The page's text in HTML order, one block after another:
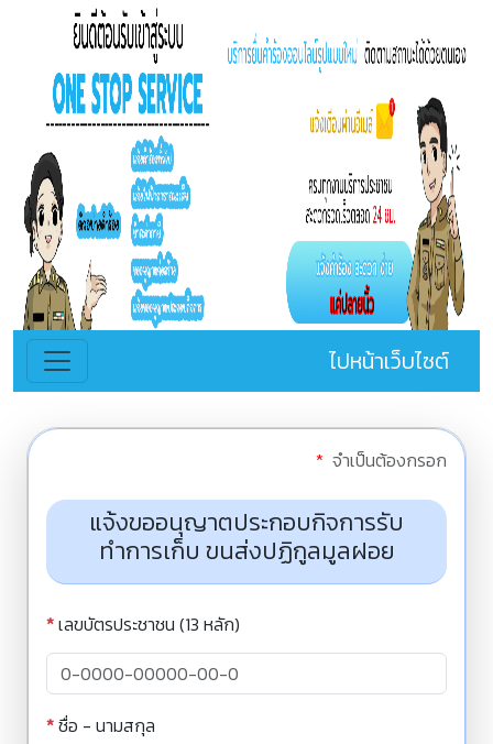
ไปหน้าเว็บไซต์
* จำเป็นต้องกรอก
แจ้งขออนุญาตประกอบกิจการรับ
ทำการเก็บ ขนส่งปฏิกูลมูลฝอย
*เลขบัตรประชาชน (13 หลัก)
*ชื่อ - นามสกุล